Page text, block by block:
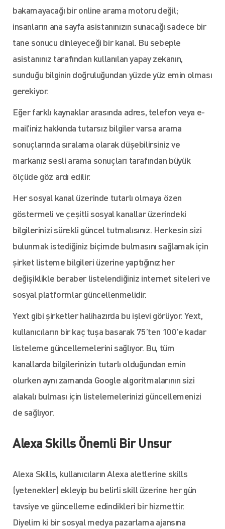
bakamayacağı bir online arama motoru değil;
insanların ana sayfa asistanınızın sunacağı sadece bir
tane sonucu dinleyeceği bir kanal. Bu sebeple
asistanınız tarafından kullanılan yapay zekanın,
sunduğu bilginin doğruluğundan yüzde yüz emin olması
gerekiyor.
Eğer farklı kaynaklar arasında adres, telefon veya e-
mail’iniz hakkında tutarsız bilgiler varsa arama
sonuçlarında sıralama olarak düşebilirsiniz ve
markanız sesli arama sonuçları tarafından büyük
ölçüde göz ardı edilir.
Her sosyal kanal üzerinde tutarlı olmaya özen
göstermeli ve çeşitli sosyal kanallar üzerindeki
bilgilerinizi sürekli güncel tutmalısınız. Herkesin sizi
bulunmak istediğiniz biçimde bulmasını sağlamak için
şirket listeme bilgileri üzerine yaptığınız her
değişiklikle beraber listelendiğiniz internet siteleri ve
sosyal platformlar güncellenmelidir.
Yext gibi şirketler halihazırda bu işlevi görüyor. Yext,
kullanıcıların bir kaç tuşa basarak 75’ten 100’e kadar
listeleme güncellemelerini sağlıyor. Bu, tüm
kanallarda bilgilerinizin tutarlı olduğundan emin
olurken aynı zamanda Google algoritmalarının sizi
alakalı bulması için listelemelerinizi güncellemenizi
de sağlıyor.
Alexa Skills Önemli Bir Unsur
Alexa Skills, kullanıcıların Alexa aletlerine skills
(yetenekler) ekleyip bu belirli skill üzerine her gün
tavsiye ve güncelleme edindikleri bir hizmettir.
Diyelim ki bir sosyal medya pazarlama ajansına